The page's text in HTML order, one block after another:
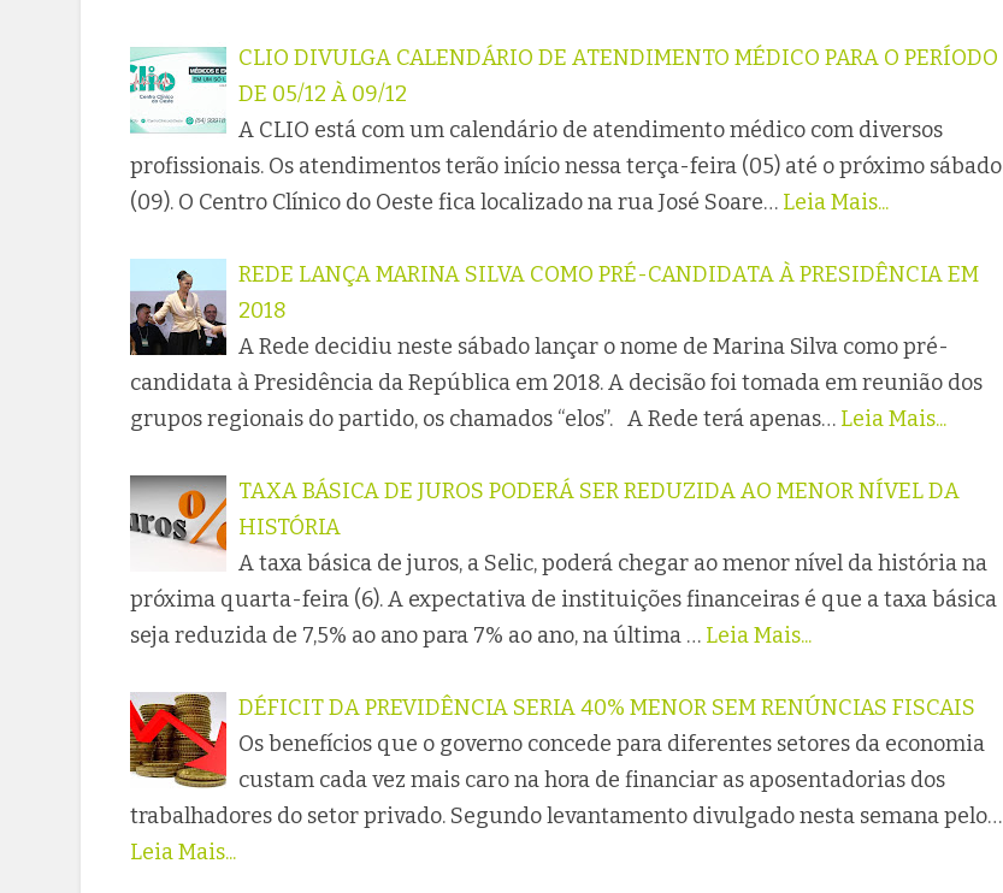
CLIO DIVULGA CALENDÁRIO DE ATENDIMENTO MÉDICO PARA O PERÍODO
DE 05/12 À 09/12
A CLIO está com um calendário de atendimento médico com diversos
profissionais. Os atendimentos terão início nessa terça-feira (05) até o próximo sábado
(09). O Centro Clínico do Oeste fica localizado na rua José Soare… Leia Mais...
REDE LANÇA MARINA SILVA COMO PRÉ-CANDIDATA À PRESIDÊNCIA EM
2018
A Rede decidiu neste sábado lançar o nome de Marina Silva como pré-
candidata à Presidência da República em 2018. A decisão foi tomada em reunião dos
grupos regionais do partido, os chamados “elos”. A Rede terá apenas… Leia Mais...
TAXA BÁSICA DE JUROS PODERÁ SER REDUZIDA AO MENOR NÍVEL DA
HISTÓRIA
A taxa básica de juros, a Selic, poderá chegar ao menor nível da história na
próxima quarta-feira (6). A expectativa de instituições financeiras é que a taxa básica
seja reduzida de 7,5% ao ano para 7% ao ano, na última … Leia Mais...
DÉFICIT DA PREVIDÊNCIA SERIA 40% MENOR SEM RENÚNCIAS FISCAIS
Os benefícios que o governo concede para diferentes setores da economia
custam cada vez mais caro na hora de financiar as aposentadorias dos
trabalhadores do setor privado. Segundo levantamento divulgado nesta semana pelo…
Leia Mais...